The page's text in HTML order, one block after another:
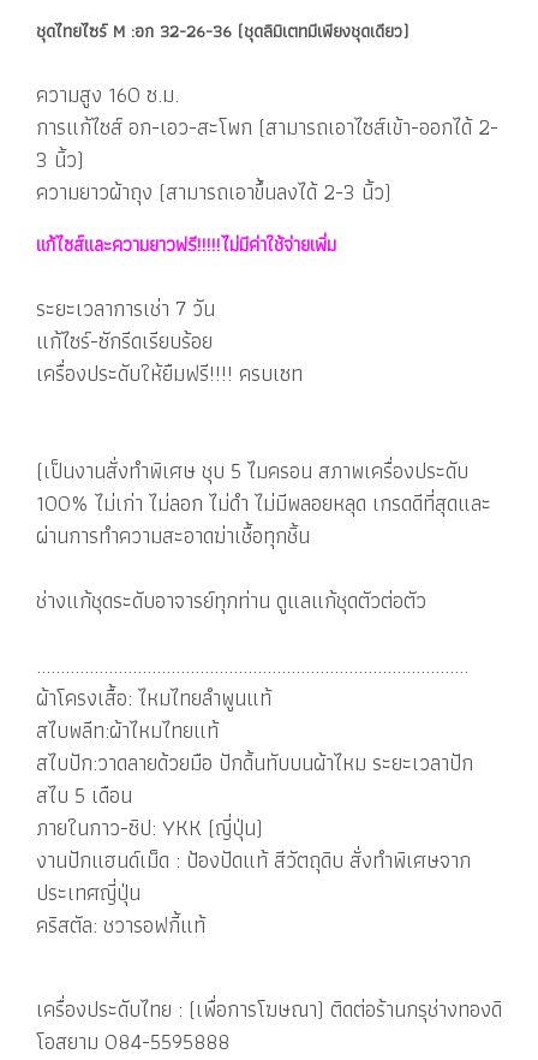
ชุดไทยไซร์ M :อก 32-26-36 (ชุดลิมิเตทมีเพียงชุดเดียว)
ความสูง 160 ซ.ม.
การแก้ไซส์ อก-เอว-สะโพก (สามารถเอาไซส์เข้า-ออกได้ 2-
3 นิ้ว)
ความยาวผ้าถุง (สามารถเอาขึ้นลงได้ 2-3 นิ้ว)
แก้ไซส์และความยาวฟรี!!!!!ไม่มีค่าใช้จ่ายเพิ่ม
ระยะเวลาการเช่า 7 วัน
แก้ไซร์-ซักรีดเรียบร้อย
เครื่องประดับให้ยืมฟรี!!!! ครบเซท
(เป็นงานสั่งทำพิเศษ ชุบ 5 ไมครอน สภาพเครื่องประดับ
100% ไม่เก่า ไม่ลอก ไม่ดำ ไม่มีพลอยหลุด เกรดดีที่สุดและ
ผ่านการทำความสะอาดฆ่าเชื้อทุกชิ้น
ช่างแก้ชุดระดับอาจารย์ทุกท่าน ดูแลแก้ชุดตัวต่อตัว
..........................................................................................
ผ้าโครงเสื้อ: ไหมไทยลำพูนแท้
สไบพลีท:ผ้าไหมไทยแท้
สไบปัก:วาดลายด้วยมือ ปักดิ้นทับบนผ้าไหม ระยะเวลาปัก
สไบ 5 เดือน
ภายในกาว-ซิป: YKK (ญี่ปุ่น)
งานปักแฮนด์เม็ด : ป้องปัดแท้ สีวัตถุดิบ สั่งทำพิเศษจาก
ประเทศญี่ปุ่น
คริสตัล: ชวารอฟกี้แท้
เครื่องประดับไทย : (เพื่อการโฆษณา) ติดต่อร้านกรุช่างทองดิ
โอสยาม 084-5595888